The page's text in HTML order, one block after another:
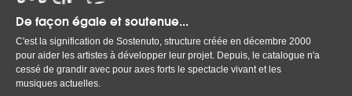
De façon égale et soutenue...
C'est la signification de Sostenuto, structure créée en décembre 2000
pour aider les artistes à développer leur projet. Depuis, le catalogue n'a
cessé de grandir avec pour axes forts le spectacle vivant et les
musiques actuelles.